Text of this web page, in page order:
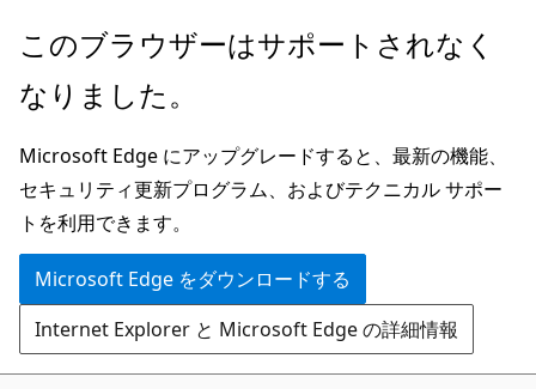
メ
ン
ン
テ
ン
ツ
に
ス
キ
ペ
ジ
ナ
ビ
ゲ
ー
シ
ョ
ン
このブラウザーはサポートされなく
なりました。
Microsoft Edge にアップグレードすると、最新の機能、
セキュリティ更新プログラム、およびテクニカル サポー
トを利用できます。
Microsoft Edge をダウンロードする
Internet Explorer と Microsoft Edge の詳細情報